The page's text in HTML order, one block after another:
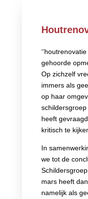
gehoorde
Op zichzelf
immers als
op haar
heeft
kritisch te
In
we tot de
mars heeft
namelijk als